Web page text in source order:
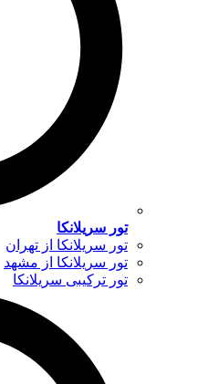
تور سریلانکا
تور سریلانکا از تهران
تور سریلانکا از مشهد
تور ترکیبی سریلانکا